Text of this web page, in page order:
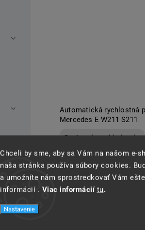
Chceli by sme, aby sa Vám na našom e-
naša stránka používa súbory cookies.
a umožníte nám sprostredkovať Vám
informácií . Viac informácií tu.
Nastavenie
Automatická rychlostná
Mercedes E W211 S211
Dostupné na objednanie